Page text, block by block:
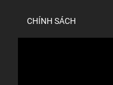
CHÍNH SÁCH